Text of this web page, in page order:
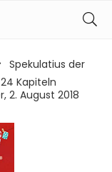
Spekulatius der
Kapiteln
2. August 2018